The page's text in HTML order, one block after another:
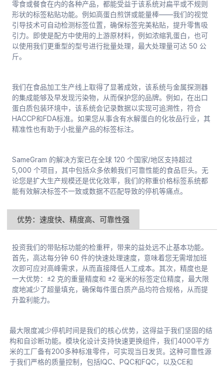
零食或餐食在内的各种产品，都能受益于该系统对扁平或不规则
形状的标签粘贴功能。例如高蛋白煎饼或能量棒——我们的视觉
引导技术可自动检测标签位置，确保标签完美粘贴，提升零售吸
引力。即使是配方中使用的上游原材料，例如浓缩乳蛋白，也可
以使用我们更重型的型号进行批量处理，最大处理量可达 50 公
斤。
我们在食品加工生产线上取得了显著成效，该系统与金属探测器
的集成能够及早发现污染物，从而保护您的品牌。例如，在出口
蛋白质包装环境中，该系统会记录数据以实现可追溯性，符合
HACCP和FDA标准。如果您从事含有水解蛋白的化妆品行业，其
精准性也有助于小批量产品的标签标注。
SameGram 的解决方案已在全球 120 个国家/地区支持超过
5,000 个项目，其中包括众多依赖我们可靠性能的食品巨头。无
论您是扩大生产规模还是优化效率，我们的称重价格标签系统都
能有效解决标签不一致或数据不匹配导致的停机等痛点。
优势：速度快、精度高、可靠性强
投资我们的带贴标功能的检重秤，带来的益处远不止基本功能。
首先，高达每分钟 60 件的快速处理速度，意味着您无需增加班
次即可应对高峰需求，从而直接降低人工成本。其次，精度也是
一大优势：±2 克的重量精度和 ±2 毫米的标签定位精度，最大限
度地减少了超量填充，确保每件蛋白质产品均符合规格，从而提
升盈利能力。
最大限度减少停机时间是我们的核心优势，这得益于我们坚固的结
构和自诊断功能。模块化设计支持快速更换组件，我们4000平方
米的工厂备有200多种标准零件，可实现当日发货。这种可靠性源
于我们严格的质量控制，包括IQC、PQC和FQC，以及CE和